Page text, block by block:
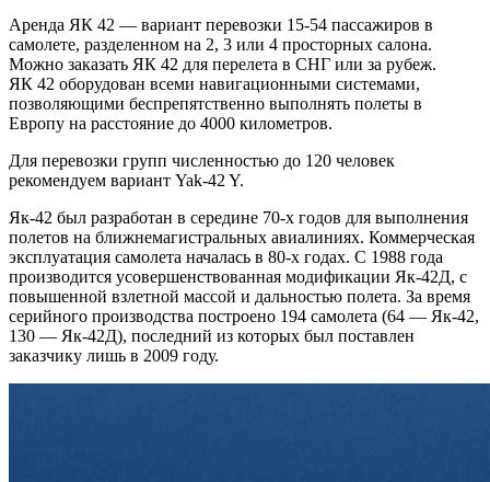
Аренда ЯК 42 — вариант перевозки 15-54 пассажиров в
самолете, разделенном на 2, 3 или 4 просторных салона.
Можно заказать ЯК 42 для перелета в СНГ или за рубеж.
ЯК 42 оборудован всеми навигационными системами,
позволяющими беспрепятственно выполнять полеты в
Европу на расстояние до 4000 километров.
Для перевозки групп численностью до 120 человек
рекомендуем вариант Yak-42 Y.
Як-42 был разработан в середине 70-х годов для выполнения
полетов на ближнемагистральных авиалиниях. Коммерческая
эксплуатация самолета началась в 80-х годах. С 1988 года
производится усовершенствованная модификации Як-42Д, с
повышенной взлетной массой и дальностью полета. За время
серийного производства построено 194 самолета (64 — Як-42,
130 — Як-42Д), последний из которых был поставлен
заказчику лишь в 2009 году.